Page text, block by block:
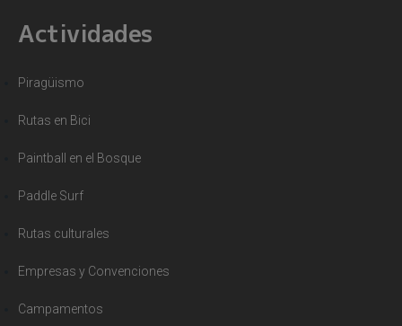
Actividades
Piragüismo
Rutas en Bici
Paintball en el Bosque
Paddle Surf
Rutas culturales
Empresas y Convenciones
Campamentos